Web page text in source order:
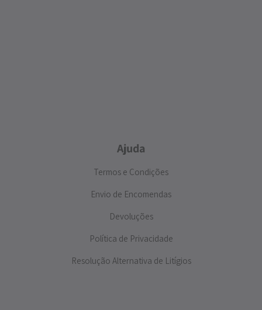
Ajuda
Termos e Condições
Envio de Encomendas
Devoluções
Política de Privacidade
Resolução Alternativa de Litígios